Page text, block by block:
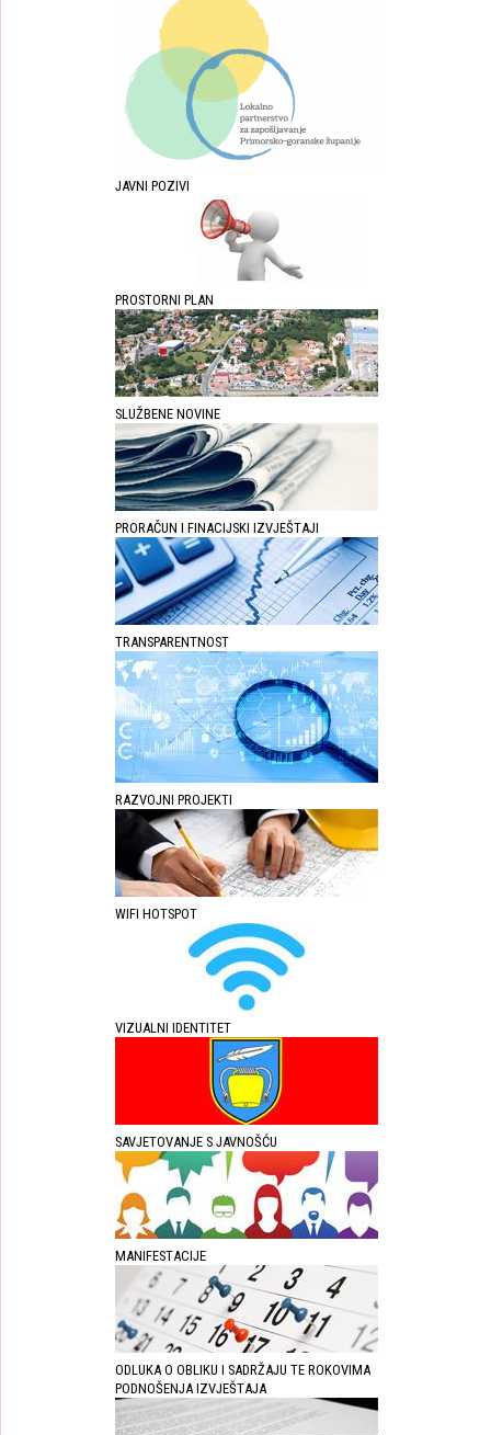
JAVNI POZIVI
PROSTORNI PLAN
SLUŽBENE NOVINE
PRORAČUN I FINACIJSKI IZVJEŠTAJI
TRANSPARENTNOST
RAZVOJNI PROJEKTI
WIFI HOTSPOT
VIZUALNI IDENTITET
SAVJETOVANJE S JAVNOŠĆU
MANIFESTACIJE
ODLUKA O OBLIKU I SADRŽAJU TE ROKOVIMA
PODNOŠENJA IZVJEŠTAJA